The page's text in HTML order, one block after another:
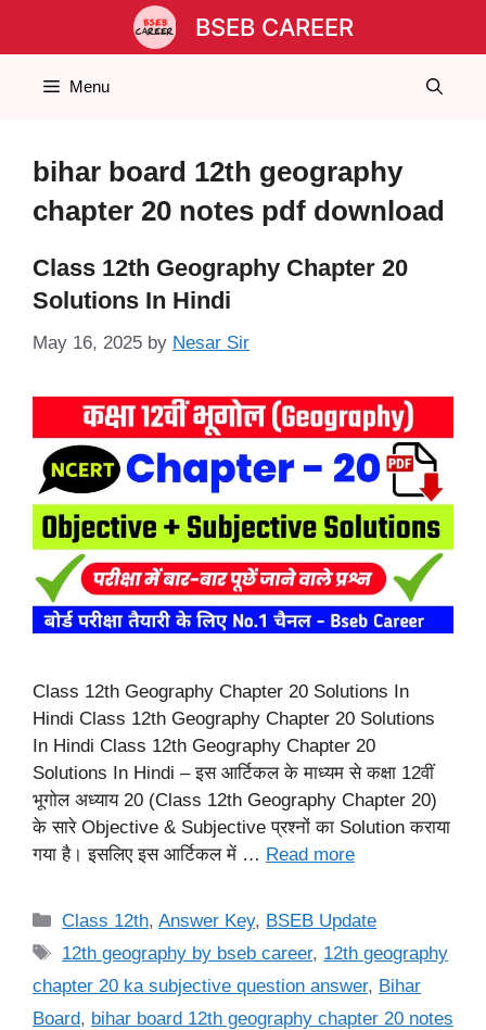
BSEB CAREER
Menu
bihar board 12th geography
chapter 20 notes pdf download
Class 12th Geography Chapter 20
Solutions In Hindi
May 16, 2025 by Nesar Sir
Class 12th Geography Chapter 20 Solutions In
Hindi Class 12th Geography Chapter 20 Solutions
In Hindi Class 12th Geography Chapter 20
Solutions In Hindi – इस आर्टिकल के माध्यम से कक्षा 12वीं
भूगोल अध्याय 20 (Class 12th Geography Chapter 20)
के सारे Objective & Subjective प्रश्नों का Solution कराया
गया है। इसलिए इस आर्टिकल में … Read more
Categories
Class 12th,Answer Key, BSEB Update
Tags
12th geography by bseb career, 12th geography
chapter 20 ka subjective question answer, Bihar
Board, bihar board 12th geography chapter 20 notes